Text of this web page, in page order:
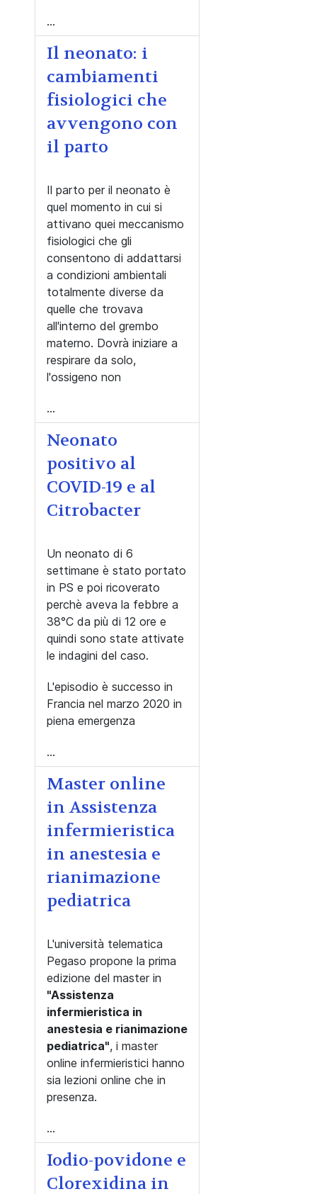
...
Il neonato: i
cambiamenti
fisiologici che
avvengono con
il parto
Il parto per il neonato è
quel momento in cui si
attivano quei meccanismo
fisiologici che gli
consentono di addattarsi
a condizioni ambientali
totalmente diverse da
quelle che trovava
all'interno del grembo
materno. Dovrà iniziare a
respirare da solo,
l'ossigeno non
...
Neonato
positivo al
COVID-19 e al
Citrobacter
Un neonato di 6
settimane è stato portato
in PS e poi ricoverato
perchè aveva la febbre a
38°C da più di 12 ore e
quindi sono state attivate
le indagini del caso.
L'episodio è successo in
Francia nel marzo 2020 in
piena emergenza
...
Master online
in Assistenza
infermieristica
in anestesia e
rianimazione
pediatrica
L'università telematica
Pegaso propone la prima
edizione del master in
"Assistenza
infermieristica in
anestesia e rianimazione
pediatrica", i master
online infermieristici hanno
sia lezioni online che in
presenza.
...
Iodio-povidone e
Clorexidina in